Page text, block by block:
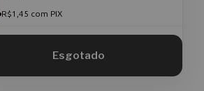
R$1,45 com PIX